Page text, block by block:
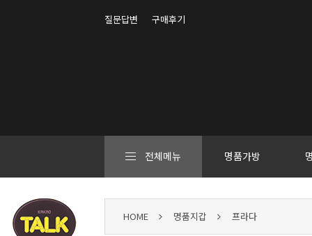
질문답변 구매후기
전체메뉴 명품가방
HOME 명품지갑 프라다